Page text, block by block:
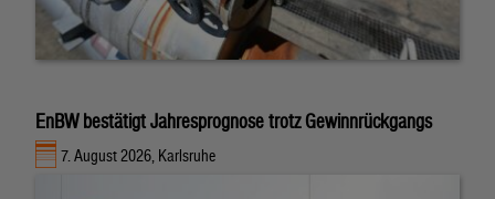
EnBW bestätigt Jahresprognose trotz Gewinnrückgangs
7. August 2026, Karlsruhe